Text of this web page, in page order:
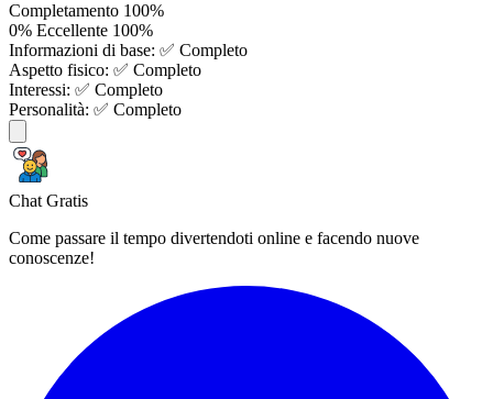
Completamento 100%
0% Eccellente 100%
Informazioni di base: ✅ Completo
Aspetto fisico: ✅ Completo
Interessi: ✅ Completo
Personalità: ✅ Completo
Chat Gratis
Come passare il tempo divertendoti online e facendo nuove
conoscenze!